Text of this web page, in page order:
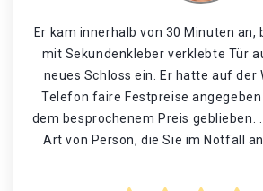
Er kam innerhalb von 30 Minuten an,
mit Sekundenkleber verklebte Tür
neues Schloss ein. Er hatte auf der
Telefon faire Festpreise
dem besprochenem Preis geblieben.
Art von Person, die Sie im Notfall